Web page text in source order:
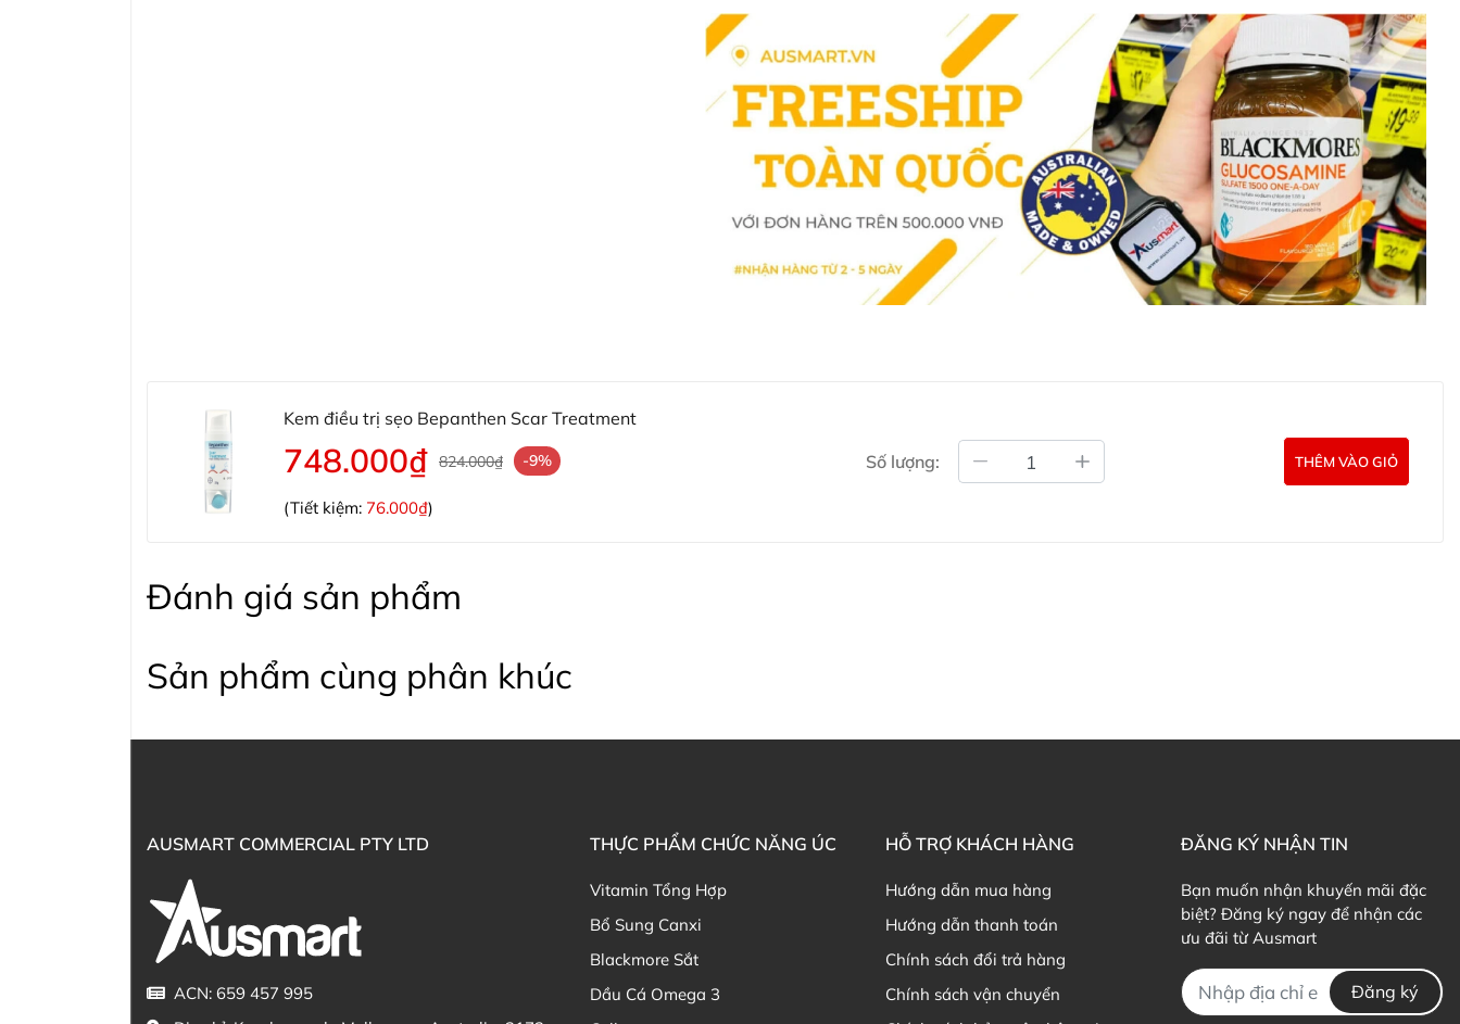
Chỉ dùng ngoài da, không sử dụng trên vết thương hở hoặc niêm mạc.
Ngưng sử dụng nếu có dấu hiệu dị ứng với bất kỳ thành phần nào của sản phẩm.
Đọc kỹ hướng dẫn trước khi dùng và giữ sản phẩm ngoài tầm tay trẻ em.
Nhiệt độ dưới 25°C.
Bepanthen Scar Treatment là giải pháp đáng tin cậy trong việc cải thiện và ngăn ngừa
sẹo. Với cơ chế hoạt động 3 trong 1 cùng thành phần an toàn, sản phẩm mang lại sự
chăm sóc tối ưu, giúp bạn nhanh chóng lấy lại làn da mịn màng và tự tin.
| Hàng Úc chính hãng
Zalo Ausmart.au| Ausmart Commercial Pty Ltd (Australia)
Kem điều trị sẹo Bepanthen Scar Treatment
748.000₫ 824.000₫ -9%
(Tiết kiệm: 76.000₫)
Số lượng: THÊM VÀO GIỎ
Đánh giá sản phẩm
Sản phẩm cùng phân khúc
AUSMART COMMERCIAL PTY LTD
ACN: 659 457 995
THỰC PHẨM CHỨC NĂNG ÚC
Vitamin Tổng Hợp
Bổ Sung Canxi
Blackmore Sắt
Dầu Cá Omega 3
HỖ TRỢ KHÁCH HÀNG
Hướng dẫn mua hàng
Hướng dẫn thanh toán
Chính sách đổi trả hàng
Chính sách vận chuyển
ĐĂNG KÝ NHẬN TIN
Bạn muốn nhận khuyến mãi đặc
biệt? Đăng ký ngay để nhận các
ưu đãi từ Ausmart
Đăng ký